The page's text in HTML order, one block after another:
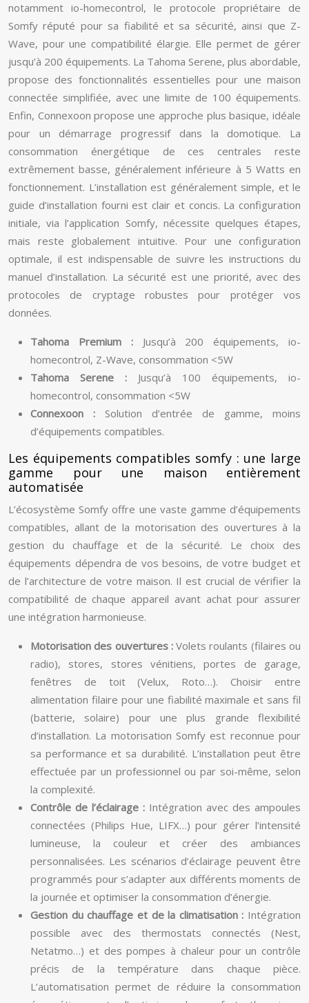
notamment io-homecontrol, le protocole propriétaire de
Somfy réputé pour sa fiabilité et sa sécurité, ainsi que Z-
Wave, pour une compatibilité élargie. Elle permet de gérer
jusqu’à 200 équipements. La Tahoma Serene, plus abordable,
propose des fonctionnalités essentielles pour une maison
connectée simplifiée, avec une limite de 100 équipements.
Enfin, Connexoon propose une approche plus basique, idéale
pour un démarrage progressif dans la domotique. La
consommation énergétique de ces centrales reste
extrêmement basse, généralement inférieure à 5 Watts en
fonctionnement. L’installation est généralement simple, et le
guide d’installation fourni est clair et concis. La configuration
initiale, via l’application Somfy, nécessite quelques étapes,
mais reste globalement intuitive. Pour une configuration
optimale, il est indispensable de suivre les instructions du
manuel d’installation. La sécurité est une priorité, avec des
protocoles de cryptage robustes pour protéger vos
données.
Tahoma Premium : Jusqu’à 200 équipements, io-
homecontrol, Z-Wave, consommation <5W
Tahoma Serene : Jusqu’à 100 équipements, io-
homecontrol, consommation <5W
Connexoon : Solution d’entrée de gamme, moins
d’équipements compatibles.
Les équipements compatibles somfy : une large
gamme pour une maison entièrement
automatisée
L’écosystème Somfy offre une vaste gamme d’équipements
compatibles, allant de la motorisation des ouvertures à la
gestion du chauffage et de la sécurité. Le choix des
équipements dépendra de vos besoins, de votre budget et
de l’architecture de votre maison. Il est crucial de vérifier la
compatibilité de chaque appareil avant achat pour assurer
une intégration harmonieuse.
Motorisation des ouvertures :Volets roulants (filaires ou
radio), stores, stores vénitiens, portes de garage,
fenêtres de toit (Velux, Roto…). Choisir entre
alimentation filaire pour une fiabilité maximale et sans fil
(batterie, solaire) pour une plus grande flexibilité
d’installation. La motorisation Somfy est reconnue pour
sa performance et sa durabilité. L’installation peut être
effectuée par un professionnel ou par soi-même, selon
la complexité.
Contrôle de l’éclairage : Intégration avec des ampoules
connectées (Philips Hue, LIFX…) pour gérer l’intensité
lumineuse, la couleur et créer des ambiances
personnalisées. Les scénarios d’éclairage peuvent être
programmés pour s’adapter aux différents moments de
la journée et optimiser la consommation d’énergie.
Gestion du chauffage et de la climatisation : Intégration
possible avec des thermostats connectés (Nest,
Netatmo…) et des pompes à chaleur pour un contrôle
précis de la température dans chaque pièce.
L’automatisation permet de réduire la consommation